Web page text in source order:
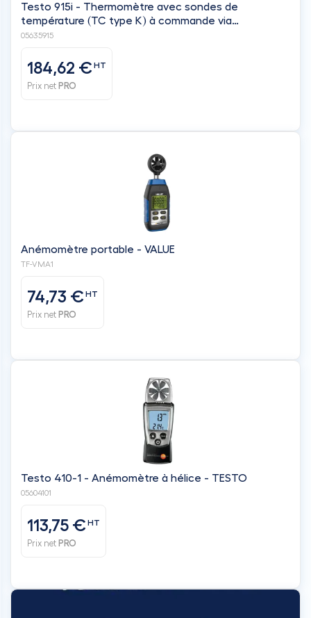
Testo 915i - Thermomètre avec sondes de
température (TC type K) à commande via
Smartphone - TESTO
05635915
184,62 €HT
Prix net PRO
Anémomètre portable - VALUE
TF-VMA1
74,73 €HT
Prix net PRO
Testo 410-1 - Anémomètre à hélice - TESTO
05604101
113,75 €HT
Prix net PRO